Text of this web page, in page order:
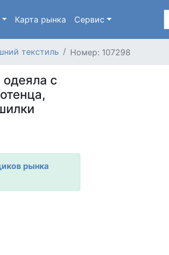
Карта рынка Сервис
текстиль Номер: 107298
с
рынка